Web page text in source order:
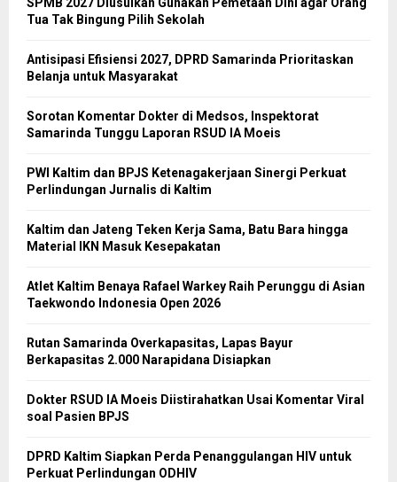
Tua Tak Bingung Pilih Sekolah
Antisipasi Efisiensi 2027, DPRD Samarinda Prioritaskan
Belanja untuk Masyarakat
Sorotan Komentar Dokter di Medsos, Inspektorat
Samarinda Tunggu Laporan RSUD IA Moeis
PWI Kaltim dan BPJS Ketenagakerjaan Sinergi Perkuat
Perlindungan Jurnalis di Kaltim
Kaltim dan Jateng Teken Kerja Sama, Batu Bara hingga
Material IKN Masuk Kesepakatan
Atlet Kaltim Benaya Rafael Warkey Raih Perunggu di Asian
Taekwondo Indonesia Open 2026
Rutan Samarinda Overkapasitas, Lapas Bayur
Berkapasitas 2.000 Narapidana Disiapkan
Dokter RSUD IA Moeis Diistirahatkan Usai Komentar Viral
soal Pasien BPJS
DPRD Kaltim Siapkan Perda Penanggulangan HIV untuk
Perkuat Perlindungan ODHIV